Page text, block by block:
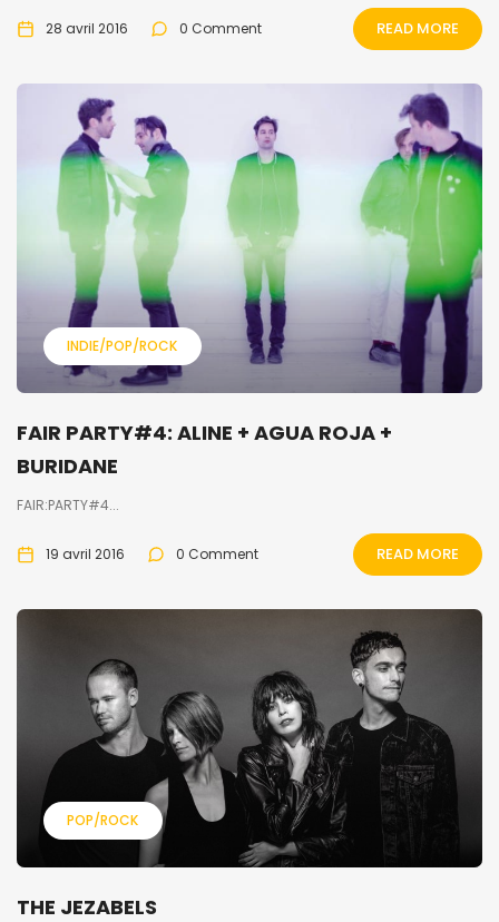
28 avril 2016 0 Comment READ MORE
INDIE/POP/ROCK
FAIR PARTY#4: ALINE + AGUA ROJA +
BURIDANE
FAIR:PARTY#4...
19 avril 2016 0 Comment READ MORE
POP/ROCK
THE JEZABELS